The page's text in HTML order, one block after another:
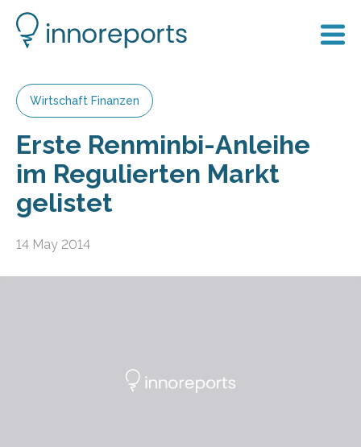
Wirtschaft Finanzen
Erste Renminbi-Anleihe
im Regulierten Markt
gelistet
14 May 2014